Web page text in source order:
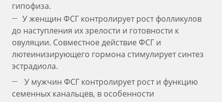
гипофиза.
У женщин ФСГ контролирует рост фолликулов
до наступления их зрелости и готовности к
овуляции. Совместное действие ФСГ и
лютеинизирующего гормона стимулирует синтез
эстрадиола.
У мужчин ФСГ контролирует рост и функцию
семенных канальцев, в особенности